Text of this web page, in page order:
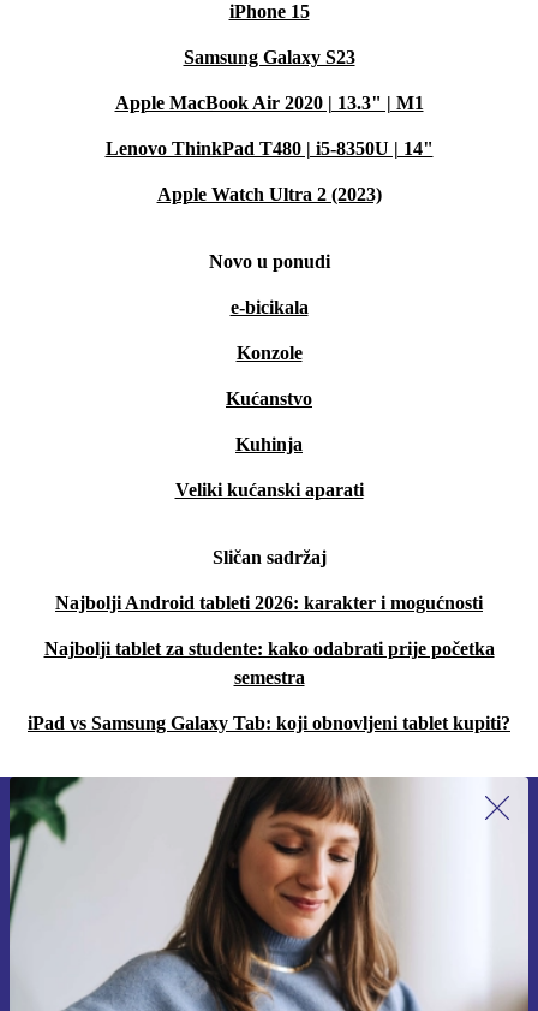
iPhone 15
Samsung Galaxy S23
Apple MacBook Air 2020 | 13.3" | M1
Lenovo ThinkPad T480 | i5-8350U | 14"
Apple Watch Ultra 2 (2023)
Novo u ponudi
e-bicikala
Konzole
Kućanstvo
Kuhinja
Veliki kućanski aparati
Sličan sadržaj
Najbolji Android tableti 2026: karakter i mogućnosti
Najbolji tablet za studente: kako odabrati prije početka
semestra
iPad vs Samsung Galaxy Tab: koji obnovljeni tablet kupiti?
Prijavi se na newsletter!
Nikad više ne propusti ponudu.